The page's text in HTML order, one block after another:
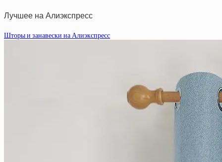
Лучшее на Алиэкспресс
Шторы и занавески на Алиэкспресс